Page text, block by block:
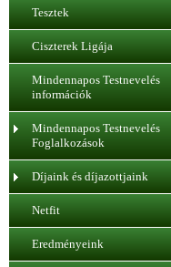
Tesztek
Ciszterek Ligája
Mindennapos Testnevelés
információk
Mindennapos Testnevelés
Foglalkozások
Díjaink és díjazottjaink
Netfit
Eredményeink